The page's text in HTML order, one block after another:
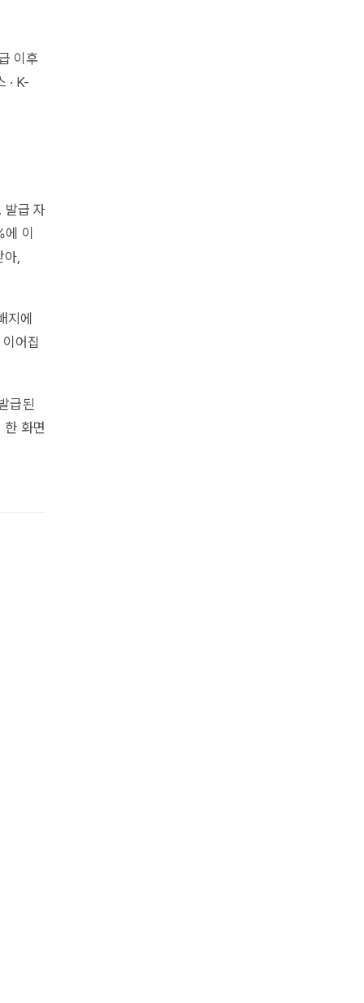
이후
· K-
발급 자
이
아,
지에
어집
급된
한 화면